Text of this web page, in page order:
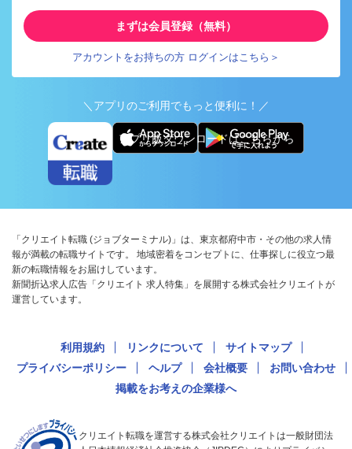
まずは会員登録（無料）
アカウントをお持ちの方 ログインはこちら＞
＼アプリのご利用でもっと便利に！／
アプリ版ダウンロードはこちらから
「クリエイト転職 (ジョブターミナル)」は、東京都府中市・その他の求人情
報が満載の転職サイトです。 地域密着をコンセプトに、仕事探しに役立つ最
新の転職情報をお届けしています。
新聞折込求人広告「クリエイト 求人特集」を展開する株式会社クリエイトが
運営しています。
利用規約 リンクについて
サイトマップ
プライバシーポリシー
ヘルプ 会社概要
お問い合わせ
掲載をお考えの企業様へ
クリエイト転職を運営する株式会社クリエイトは一般財団法